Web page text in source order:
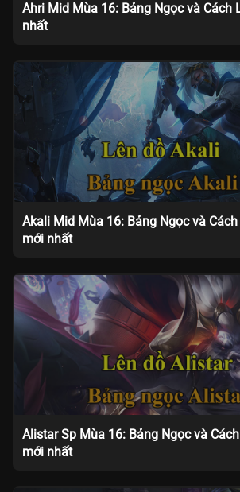
Ahri Mid Mùa 16: Bảng Ngọc và Cách
nhất
Akali Mid Mùa 16: Bảng Ngọc và
mới nhất
Alistar Sp Mùa 16: Bảng Ngọc và
mới nhất